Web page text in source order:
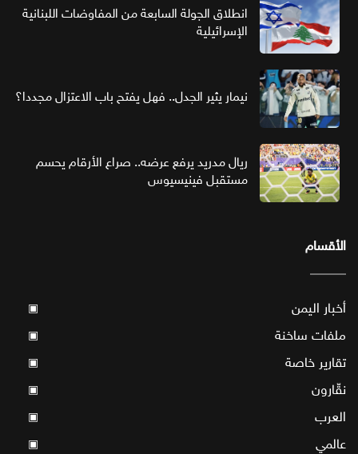
انطلاق الجولة السابعة من المفاوضات اللبنانية
الإسرائيلية
نيمار يثير الجدل.. فهل يفتح باب الاعتزال مجددا؟
ريال مدريد يرفع عرضه.. صراع الأرقام يحسم
مستقبل فينيسيوس
الأقسام
أخبار اليمن ▣
ملفات ساخنة ▣
تقارير خاصة ▣
نقّارون ▣
العرب ▣
عالمي ▣